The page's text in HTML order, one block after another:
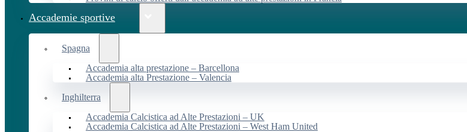
Accademie sportive
Spagna
Accademia alta prestazione – Barcellona
Accademia alta Prestazione – Valencia
Inghilterra
Accademia Calcistica ad Alte Prestazioni – UK
Accademia Calcistica ad Alte Prestazioni – West Ham United